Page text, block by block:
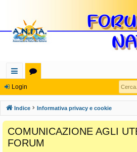
oll
eg
a
m
en
u
m
Login
Indice Informativa privacy e cookie
COMUNICAZIONE AGLI
FORUM